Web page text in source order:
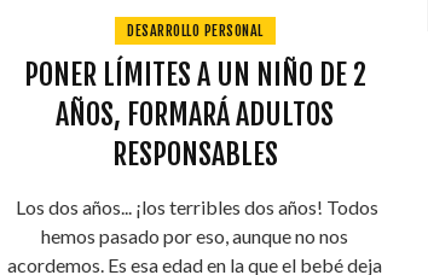
DESARROLLO PERSONAL
PONER LÍMITES A UN NIÑO DE 2
AÑOS, FORMARÁ ADULTOS
RESPONSABLES
Los dos años... ¡los terribles dos años! Todos
hemos pasado por eso, aunque no nos
acordemos. Es esa edad en la que el bebé deja